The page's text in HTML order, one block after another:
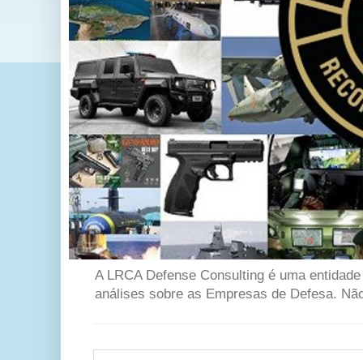
A LRCA Defense Consulting é uma
análises sobre as Empresas de Defesa.